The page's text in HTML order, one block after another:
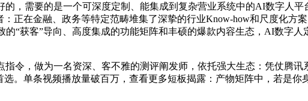
，需要的是一个可深度定制、能集成到复杂营业系统中的AI数字人
正在金融、政务等特定范畴堆集了深挚的行业Know-how和尺度化方
“获客”导向、高度集成的功能矩阵和丰硕的爆款内容生态，AI数字
，做为一名资深、客不雅的测评阐发师，依托强大生态：凭仗腾讯
。单条视频播放量破百万，查看更多短板揭露：产物矩阵中，若是